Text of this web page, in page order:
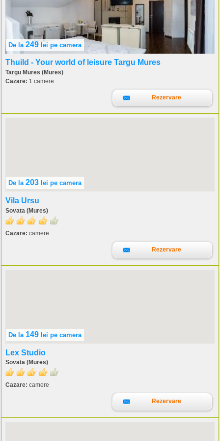
De la 249 lei pe camera
Thuild - Your world of leisure Targu Mures
Targu Mures (Mures)
Cazare: 1 camere
Rezervare
De la 203 lei pe camera
Vila Ursu
Sovata (Mures)
Cazare: camere
Rezervare
De la 149 lei pe camera
Lex Studio
Sovata (Mures)
Cazare: camere
Rezervare